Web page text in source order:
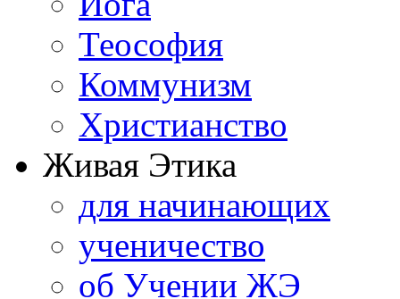
Теософия
Коммунизм
Христианство
Живая Этика
для начинающих
ученичество
об Учении ЖЭ